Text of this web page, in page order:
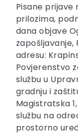
Pisane prijave
prilozima,
dana objave
zapošljavanje,
adresu:
Povjerenstvo
službu u
gradnju i
Magistratska
službu na
prostorno